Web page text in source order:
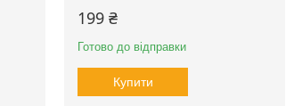
199 ₴
Готово до відправки
Купити